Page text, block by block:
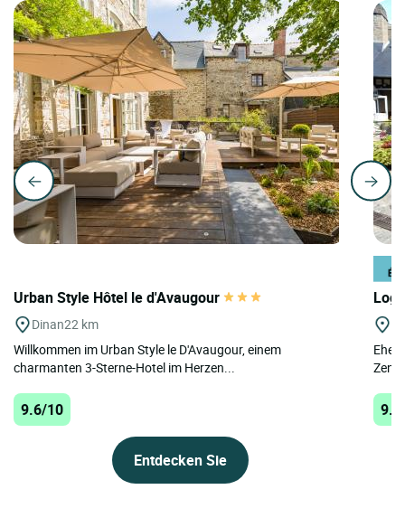
Urban Style Hôtel le d'Avaugour
Dinan22 km
Willkommen im Urban Style le D'Avaugour, einem
charmanten 3-Sterne-Hotel im Herzen...
9.6/10
Entdecken Sie